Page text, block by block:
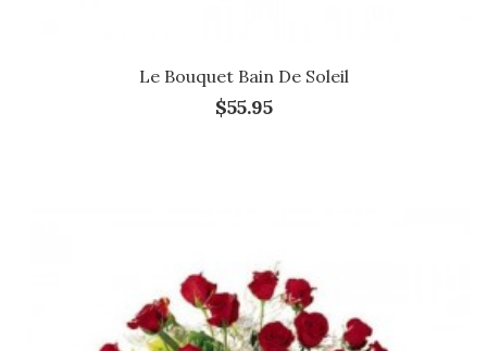
Le Bouquet Bain De Soleil
$55.95